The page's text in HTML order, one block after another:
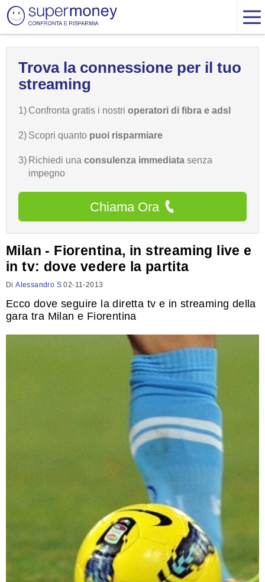
Trova la connessione per il tuo
streaming
1) Confronta gratis i nostri operatori di fibra e adsl
2) Scopri quanto puoi risparmiare
3) Richiedi una consulenza immediata senza
impegno
Chiama Ora
Milan - Fiorentina, in streaming live e
in tv: dove vedere la partita
DiAlessandro S 02-11-2013
Ecco dove seguire la diretta tv e in streaming della
gara tra Milan e Fiorentina